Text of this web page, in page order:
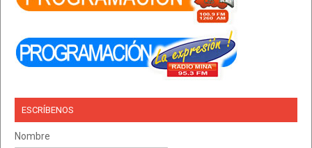
ESCRÍBENOS
Nombre